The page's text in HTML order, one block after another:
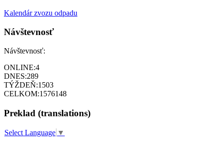
Kalendár zvozu odpadu
Návštevnosť
Návštevnosť:
ONLINE:4
DNES:289
TÝŽDEŇ:1503
CELKOM:1576148
Preklad (translations)
Select Language ▼